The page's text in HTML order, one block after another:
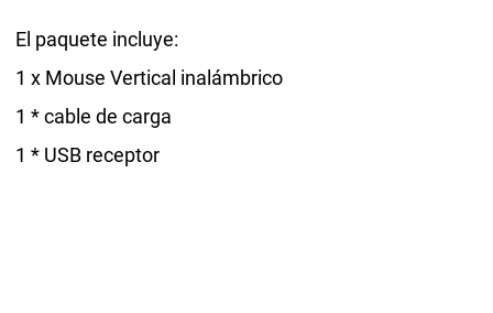
El paquete incluye:
1 x Mouse Vertical inalámbrico
1 * cable de carga
1 * USB receptor